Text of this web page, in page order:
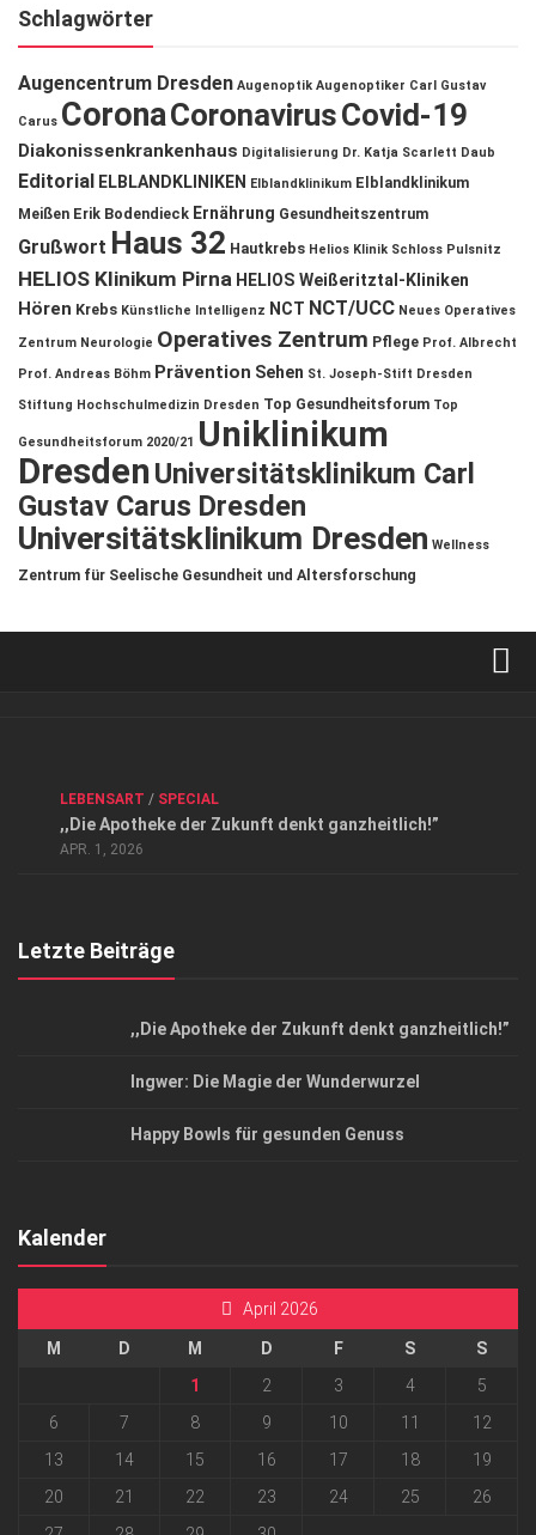
Schlagwörter
Augencentrum Dresden Augenoptik Augenoptiker Carl Gustav
Carus CoronaCoronavirusCovid-19
Diakonissenkrankenhaus Digitalisierung Dr. Katja Scarlett Daub
Editorial ELBLANDKLINIKEN Elblandklinikum Elblandklinikum
Meißen Erik Bodendieck Ernährung Gesundheitszentrum
Grußwort Haus 32 Hautkrebs Helios Klinik Schloss Pulsnitz
HELIOS Klinikum Pirna HELIOS Weißeritztal-Kliniken
Hören Krebs Künstliche Intelligenz NCT NCT/UCC Neues Operatives
Zentrum Neurologie Operatives Zentrum Pflege Prof. Albrecht
Prof. Andreas Böhm Prävention Sehen St. Joseph-Stift Dresden
Stiftung Hochschulmedizin Dresden Top Gesundheitsforum Top
Gesundheitsforum 2020/21 Uniklinikum
DresdenUniversitätsklinikum Carl
Gustav Carus Dresden
Universitätsklinikum Dresden Wellness
Zentrum für Seelische Gesundheit und Altersforschung
Datenschutzerklärung
Top Magazin Dresden / Ostsachsen
LEBENSART / SPECIAL
,,Die Apotheke der Zukunft denkt ganzheitlich!”
APR. 1, 2026
Letzte Beiträge
,,Die Apotheke der Zukunft denkt ganzheitlich!”
Ingwer: Die Magie der Wunderwurzel
Happy Bowls für gesunden Genuss
Kalender
April 2026
M D M D F S
S
1
2 3 4
5
6
7 8 9 10 11
12
13
14 15 16 17 18
19
20
21 22 23 24 25
26